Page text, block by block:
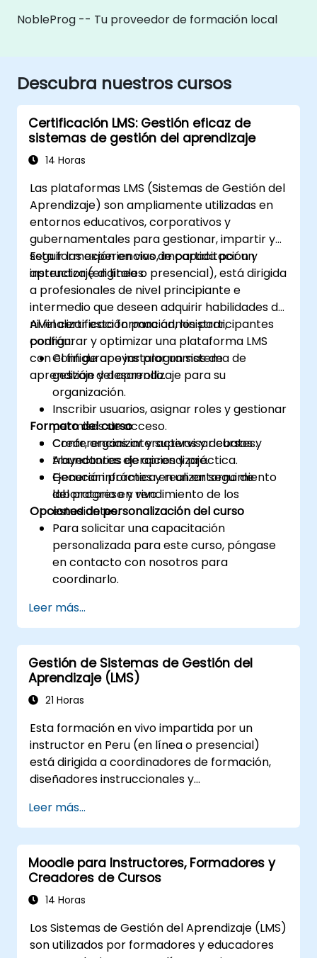
NobleProg -- Tu proveedor de formación local
Descubra nuestros cursos
Certificación LMS: Gestión eficaz de
sistemas de gestión del aprendizaje
14 Horas
Las plataformas LMS (Sistemas de Gestión del
Aprendizaje) son ampliamente utilizadas en
entornos educativos, corporativos y
gubernamentales para gestionar, impartir y
seguir las experiencias de capacitación y
aprendizaje digitales.
Esta formación en vivo, impartida por un
instructor (en línea o presencial), está dirigida
a profesionales de nivel principiante e
intermedio que deseen adquirir habilidades de
nivel certificación para administrar,
configurar y optimizar una plataforma LMS
con el fin de apoyar programas de
aprendizaje y desarrollo.
Al finalizar esta formación, los participantes
podrán:
Configurar e instalar un sistema de
gestión del aprendizaje para su
organización.
Inscribir usuarios, asignar roles y gestionar
permisos de acceso.
Crear, organizar y supervisar cursos y
trayectorias de aprendizaje.
Generar informes y realizar seguimiento
del progreso y rendimiento de los
estudiantes.
Formato del curso
Conferencias interactivas y debates.
Abundantes ejercicios y práctica.
Ejecución práctica en un entorno de
laboratorio en vivo.
Opciones de personalización del curso
Para solicitar una capacitación
personalizada para este curso, póngase
en contacto con nosotros para
coordinarlo.
Leer más...
Gestión de Sistemas de Gestión del
Aprendizaje (LMS)
21 Horas
Esta formación en vivo impartida por un
instructor en Peru (en línea o presencial)
está dirigida a coordinadores de formación,
diseñadores instruccionales y
deseen dominar la configuración de un LMS, la
gestión de usuarios y roles, la creación de
cursos, el seguimiento, los informes y las
mejores prácticas para la preparación de
certificaciones.
Leer más...
Moodle para Instructores, Formadores y
Creadores de Cursos
14 Horas
Los Sistemas de Gestión del Aprendizaje (LMS)
son utilizados por formadores y educadores